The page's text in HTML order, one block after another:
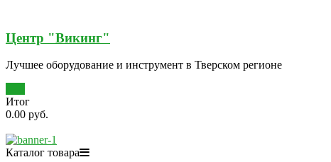
Центр "Викинг"
Лучшее оборудование и инструмент в Тверском регионе
Итог
0.00 руб.
Каталог товара